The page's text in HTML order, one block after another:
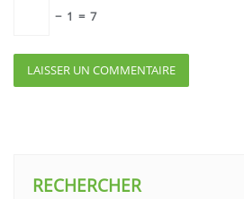
− 1 = 7
RECHERCHER